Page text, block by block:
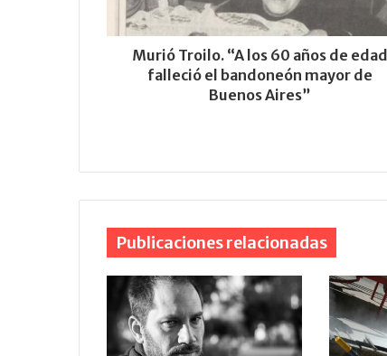
Murió Troilo. “A los 60 años de edad
falleció el bandoneón mayor de
Buenos Aires”
Publicaciones relacionadas